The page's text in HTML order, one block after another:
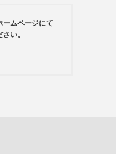
ームページにて
い。